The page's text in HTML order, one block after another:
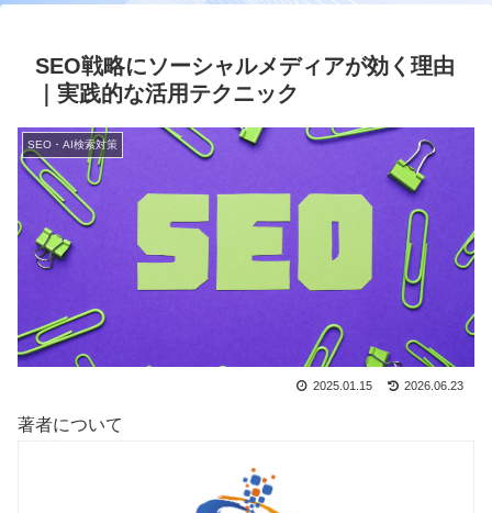
SEO戦略にソーシャルメディアが効く理由
｜実践的な活用テクニック
SEO・AI検索対策
2025.01.15 2026.06.23
著者について